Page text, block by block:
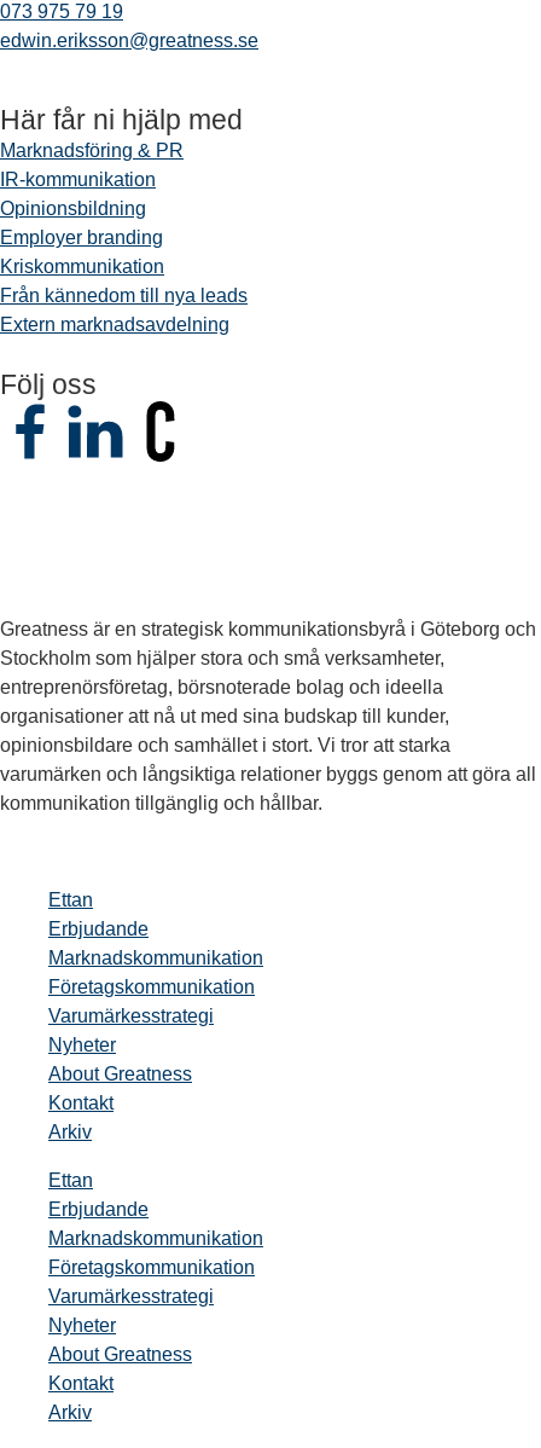
073 975 79 19
edwin.eriksson@greatness.se
Här får ni hjälp med
Marknadsföring & PR
IR-kommunikation
Opinionsbildning
Employer branding
Kriskommunikation
Från kännedom till nya leads
Extern marknadsavdelning
Följ oss
Greatness är en strategisk kommunikationsbyrå i Göteborg och
Stockholm som hjälper stora och små verksamheter,
entreprenörsföretag, börsnoterade bolag och ideella
organisationer att nå ut med sina budskap till kunder,
opinionsbildare och samhället i stort. Vi tror att starka
varumärken och långsiktiga relationer byggs genom att göra all
kommunikation tillgänglig och hållbar.
Ettan
Erbjudande
Marknadskommunikation
Företagskommunikation
Varumärkesstrategi
Nyheter
About Greatness
Kontakt
Arkiv
Ettan
Erbjudande
Marknadskommunikation
Företagskommunikation
Varumärkesstrategi
Nyheter
About Greatness
Kontakt
Arkiv